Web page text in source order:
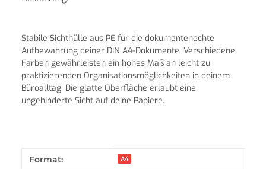
Stabile Sichthülle aus PE für die dokumentenechte
Aufbewahrung deiner DIN A4-Dokumente. Verschiedene
Farben gewährleisten ein hohes Maß an leicht zu
praktizierenden Organisationsmöglichkeiten in deinem
Büroalltag. Die glatte Oberfläche erlaubt eine
ungehinderte Sicht auf deine Papiere.
Produkteigenschaft
Wert
Format: A4